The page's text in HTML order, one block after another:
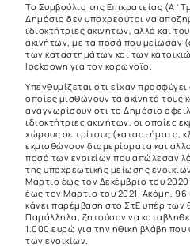
Το Συμβούλιο της Επικρατείας
Δημόσιο δεν υποχρεούται να
ιδιοκτήτριες ακινήτων, αλλά και
ακινήτων, με τα ποσά που μείωσαν
των καταστημάτων και των
lockdown για τον κορωνοϊό.
Υπενθυμίζεται ότι είχαν προσφύγει
οποίες μισθώνουν τα ακίνητά τους
αναγνωρίσουν ότι το Δημόσιο
ιδιοκτήτριες ακινήτων, οι οποίες
χώρους σε τρίτους (καταστήματα,
εκμισθώνουν διαμερίσματα και
ποσά των ενοικίων που απώλεσαν
της υποχρεωτικής μείωσης
Μάρτιο έως τον Δεκέμβριο του 2020
έως τον Μάρτιο του 2021. Ακόμη, 96
κάνει παρέμβαση στο ΣτΕ υπέρ των
Παράλληλα, ζητούσαν να
1.000 ευρώ για την ηθική βλάβη
των ενοικίων.